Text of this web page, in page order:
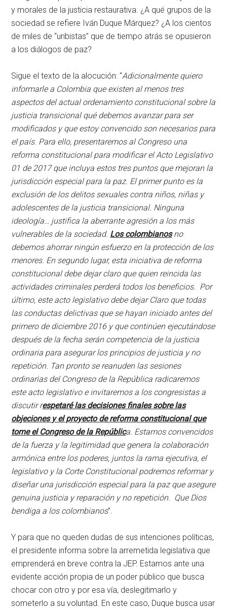
y morales de la justicia restaurativa. ¿A qué grupos de la
sociedad se refiere Iván Duque Márquez? ¿A los cientos
de miles de “uribistas” que de tiempo atrás se opusieron
a los diálogos de paz?
Sigue el texto de la alocución: “Adicionalmente quiero
informarle a Colombia que existen al menos tres
aspectos del actual ordenamiento constitucional sobre la
justicia transicional qué debemos avanzar para ser
modificados y que estoy convencido son necesarios para
el país. Para ello, presentaremos al Congreso una
reforma constitucional para modificar el Acto Legislativo
01 de 2017 que incluya estos tres puntos que mejoran la
jurisdicción especial para la paz. El primer punto es la
exclusión de los delitos sexuales contra niños, niñas y
adolescentes de la justicia transicional. Ninguna
ideología… justifica la aberrante agresión a los más
vulnerables de la sociedad. Los colombianosno
debemos ahorrar ningún esfuerzo en la protección de los
menores. En segundo lugar, esta iniciativa de reforma
constitucional debe dejar claro que quien reincida las
actividades criminales perderá todos los beneficios. Por
último, este acto legislativo debe dejar Claro que todas
las conductas delictivas que se hayan iniciado antes del
primero de diciembre 2016 y que continúen ejecutándose
después de la fecha serán competencia de la justicia
ordinaria para asegurar los principios de justicia y no
repetición. Tan pronto se reanuden las sesiones
ordinarias del Congreso de la República radicaremos
este acto legislativo e invitaremos a los congresistas a
discutir respetaré las decisiones finales sobre las
objeciones y el proyecto de reforma constitucional que
tome el Congreso de la República. Estamos convencidos
de la fuerza y la legitimidad que genera la colaboración
armónica entre los poderes, juntos la rama ejecutiva, el
legislativo y la Corte Constitucional podremos reformar y
diseñar una jurisdicción especial para la paz que asegure
genuina justicia y reparación y no repetición. Que Dios
bendiga a los colombianos”.
Y para que no queden dudas de sus intenciones políticas,
el presidente informa sobre la arremetida legislativa que
emprenderá en breve contra la JEP. Estamos ante una
evidente acción propia de un poder público que busca
chocar con otro y por esa vía, deslegitimarlo y
someterlo a su voluntad. En este caso, Duque busca usar